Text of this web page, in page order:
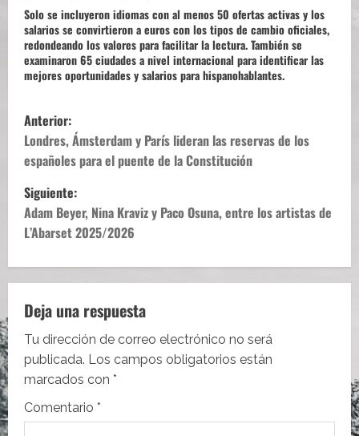
Solo se incluyeron idiomas con al menos 50 ofertas activas y los
salarios se convirtieron a euros con los tipos de cambio oficiales,
redondeando los valores para facilitar la lectura. También se
examinaron 65 ciudades a nivel internacional para identificar las
mejores oportunidades y salarios para hispanohablantes.
N
a
v
e
g
a
c
i
ó
n
Anterior:
Londres, Ámsterdam y París lideran las reservas de los
españoles para el puente de la Constitución
Siguiente:
Adam Beyer, Nina Kraviz y Paco Osuna, entre los artistas de
L’Abarset 2025/2026
Deja una respuesta
Tu dirección de correo electrónico no será
publicada. Los campos obligatorios están
marcados con *
Comentario *